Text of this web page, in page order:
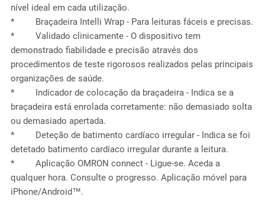
nível ideal em cada utilização.
* Braçadeira Intelli Wrap - Para leituras fáceis e precisas.
* Validado clinicamente - O dispositivo tem
demonstrado fiabilidade e precisão através dos
procedimentos de teste rigorosos realizados pelas principais
organizações de saúde.
* Indicador de colocação da braçadeira - Indica se a
braçadeira está enrolada corretamente: não demasiado solta
ou demasiado apertada.
* Deteção de batimento cardíaco irregular - Indica se foi
detetado batimento cardíaco irregular durante a leitura.
* Aplicação OMRON connect - Ligue-se. Aceda a
qualquer hora. Consulte o progresso. Aplicação móvel para
iPhone/Android™.